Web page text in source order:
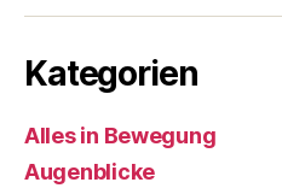
Kategorien
Alles in Bewegung
Augenblicke